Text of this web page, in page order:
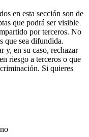
en esta sección son de
que podrá ser visible
por terceros. No
que sea difundida.
y, en su caso, rechazar
riesgo a terceros o que
Si quieres